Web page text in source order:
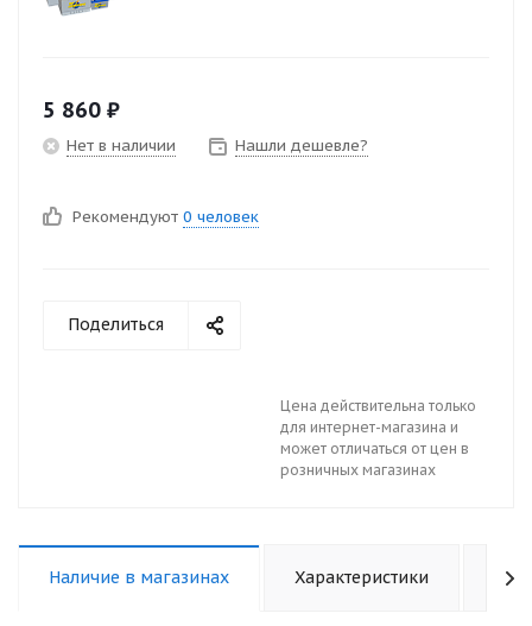
5 860 ₽
Нет в наличии Нашли дешевле?
Рекомендуют 0 человек
Поделиться
Цена действительна только
для интернет-магазина и
может отличаться от цен в
розничных магазинах
Наличие в магазинах Характеристики